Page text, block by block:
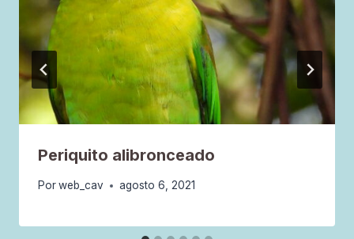
Periquito alibronceado
Porweb_cav agosto 6, 2021